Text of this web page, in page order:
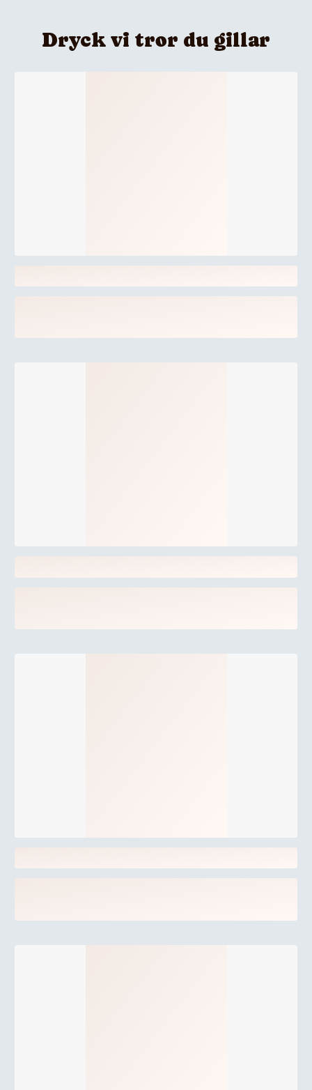
Dryck vi tror du gillar